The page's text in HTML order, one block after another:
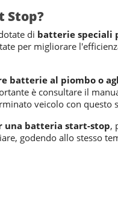
Stop?
di batterie speciali
per migliorare
batterie al piombo o
è consultare il
veicolo con questo
una batteria start-stop,
godendo allo stesso